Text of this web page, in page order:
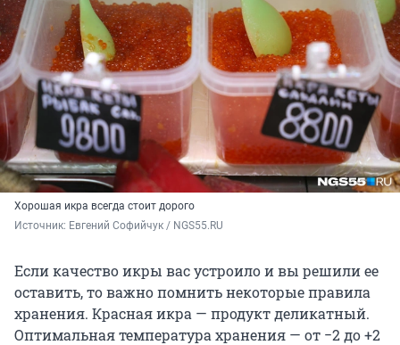
Хорошая икра всегда стоит дорого
Источник: Евгений Софийчук / NGS55.RU
Если качество икры вас устроило и вы решили ее
оставить, то важно помнить некоторые правила
хранения. Красная икра — продукт деликатный.
Оптимальная температура хранения — от −2 до +2